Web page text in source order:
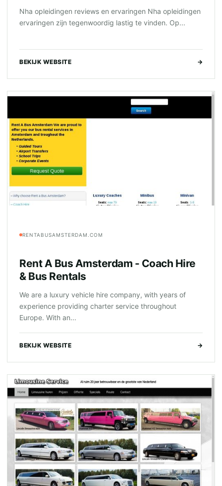
Nha opleidingen reviews en ervaringen Nha opleidingen
ervaringen zijn tegenwoordig lastig te vinden. Op...
BEKIJK WEBSITE →
RENTABUSAMSTERDAM.COM
Rent A Bus Amsterdam - Coach Hire
& Bus Rentals
We are a luxury vehicle hire company, with years of
experience providing charter service throughout
Europe. With an...
BEKIJK WEBSITE →